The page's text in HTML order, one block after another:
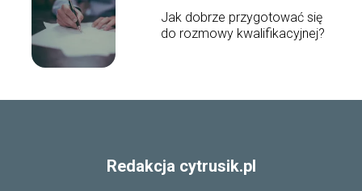
Jak dobrze przygotować się
do rozmowy kwalifikacyjnej?
Redakcja cytrusik.pl